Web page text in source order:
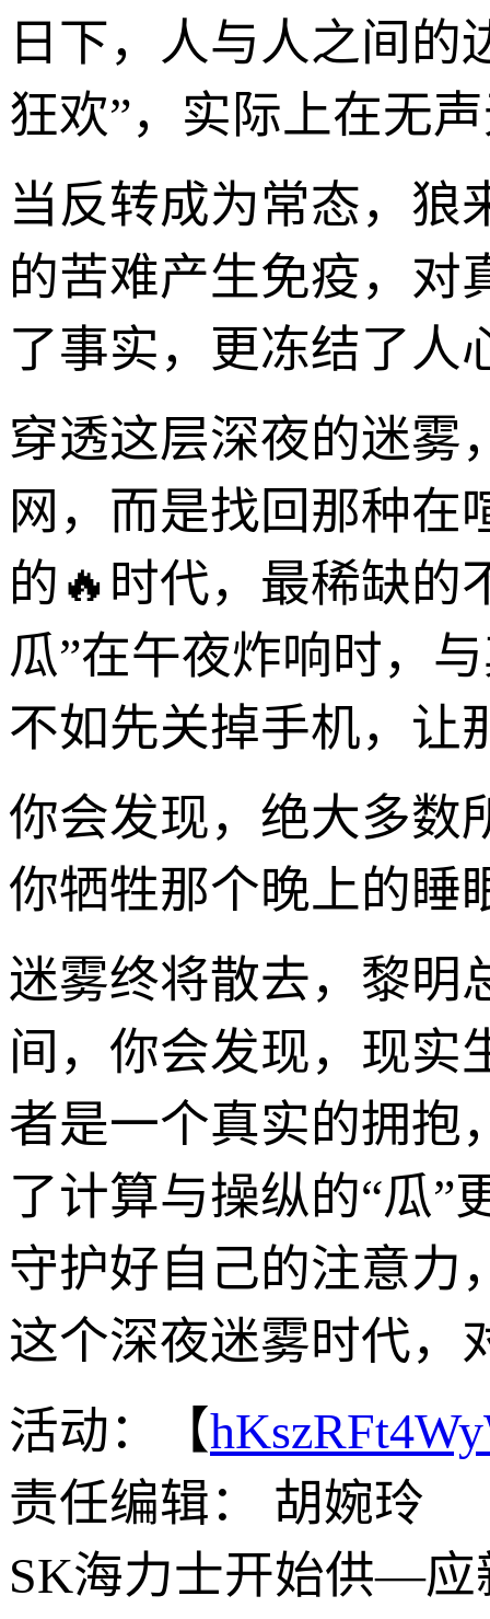
日下，人与人之间的
狂欢”，实际上在无
当反转成为常态，狼
的苦难产生免疫，对
了事实，更冻结了人
穿透这层深夜的迷雾
网，而是找回那种在
的🔥时代，最稀缺的
瓜”在午夜炸响时，
不如先关掉手机，让
你会发现，绝大多数
你牺牲那个晚上的睡
迷雾终将散去，黎明
间，你会发现，现实
者是一个真实的拥抱
了计算与操纵的“瓜”
守护好自己的注意力
这个深夜迷雾时代，
活动：【
责任编辑： 胡婉玲
SK海力士开始供—应